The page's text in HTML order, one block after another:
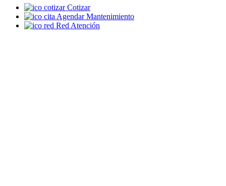
Cotizar
Agendar Mantenimiento
Red Atención